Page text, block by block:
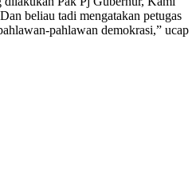
beliau tadi mengatakan petugas
pahlawan demokrasi,” ucap